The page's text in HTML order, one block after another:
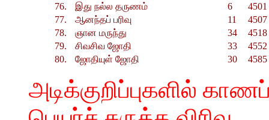
76.
இது நல்ல தருணம் 6
77.
ஆனந்தப் பரிவு 11
78.
ஞான மருந்து 34
79.
சிவசிவ ஜோதி 33
80.
ஜோதியுள் ஜோதி 30
அடிக்குறிப்புகளில்